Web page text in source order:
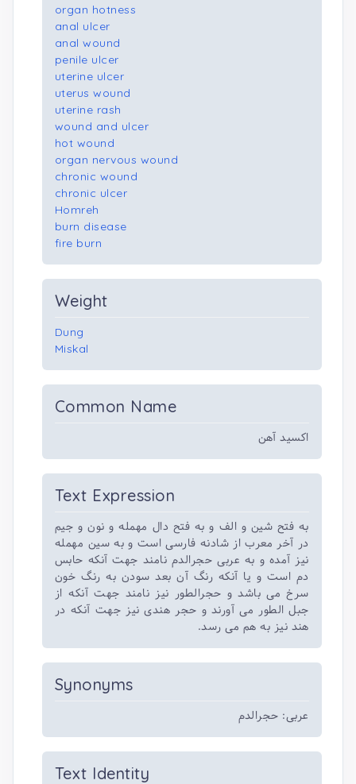
organ hotness
anal ulcer
anal wound
penile ulcer
uterine ulcer
uterus wound
uterine rash
wound and ulcer
hot wound
organ nervous wound
chronic wound
chronic ulcer
Homreh
burn disease
fire burn
Weight
Dung
Miskal
Common Name
اکسید آهن
Text Expression
به فتح شین و الف و به فتح دال مهمله و نون و جیم
در آخر معرب از شادنه فارسی است و به سین مهمله
نیز آمده و به عربی حجرالدم نامند جهت آنکه حابس
دم است و یا آنکه رنگ آن بعد سودن به رنگ خون
سرخ می باشد و حجرالطور نیز نامند جهت آنکه از
جبل الطور می آورند و حجر هندی نیز جهت آنکه در
هند نیز به هم می رسد.
Synonyms
عربی: حجرالدم
Text Identity